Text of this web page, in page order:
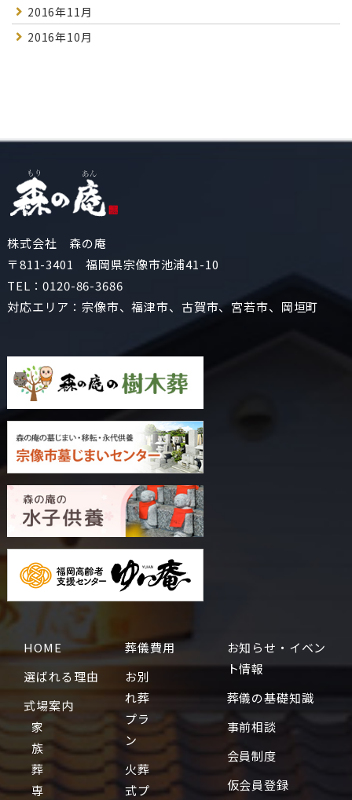
2016年11月
2016年10月
株式会社 森の庵
〒811-3401 福岡県宗像市池浦41-10
TEL：0120-86-3686
対応エリア：宗像市、福津市、古賀市、宮若市、岡垣町
HOME
選ばれる理由
式場案内
家
族
葬
専
葬儀費用
お別
れ葬
プラ
ン
火葬
式プ
お知らせ・イベン
ト情報
葬儀の基礎知識
事前相談
会員制度
仮会員登録